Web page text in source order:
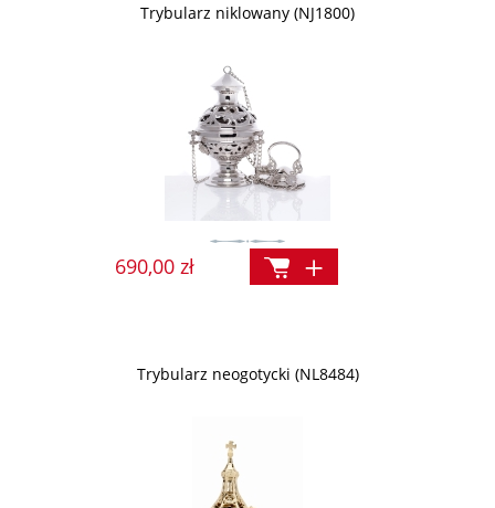
Trybularz niklowany (NJ1800)
690,00 zł
Trybularz neogotycki (NL8484)